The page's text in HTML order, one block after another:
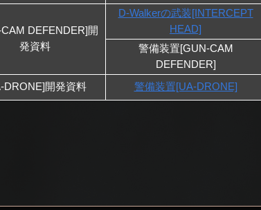
DEFENDER]開
発資料
D-Walkerの武装[INTERCEPT
HEAD]
警備装置[GUN-CAM
DEFENDER]
DRONE]開発資料
警備装置[UA-DRONE]